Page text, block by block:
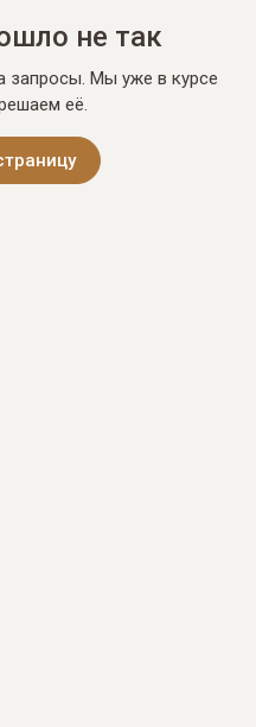
не так
запросы. Мы уже в курсе
её.